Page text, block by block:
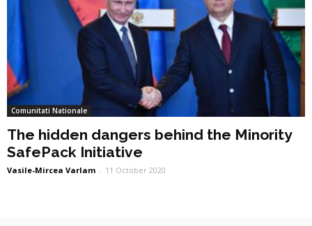
Comunitati Nationale
The hidden dangers behind the Minority
SafePack Initiative
Vasile-Mircea Varlam - 11 October 2020